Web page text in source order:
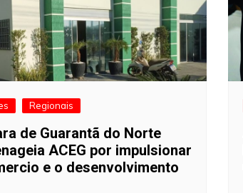
Regionais
de Guarantã do Norte
ACEG por impulsionar
e o desenvolvimento